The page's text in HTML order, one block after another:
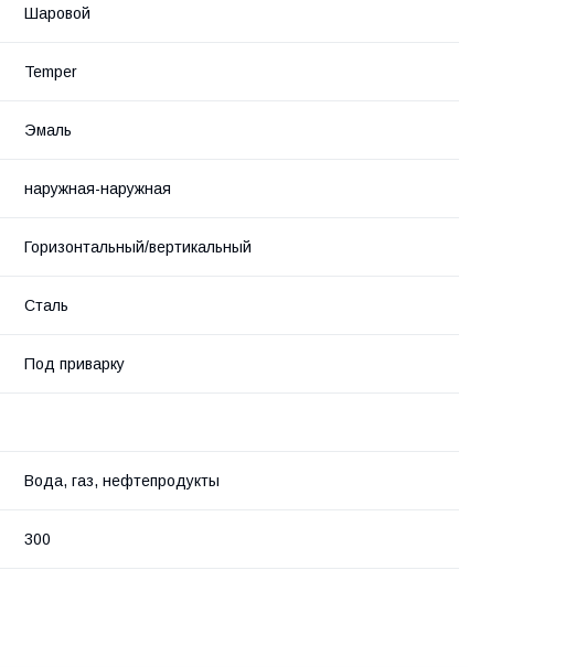
Шаровой
Temper
Эмаль
наружная-наружная
Горизонтальный/вертикальный
Сталь
Под приварку
Вода, газ, нефтепродукты
300